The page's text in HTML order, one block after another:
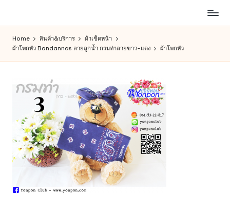
content
สินค้า
รัก
Home สินค้า&บริการ
ผ้าเช็ดหน้า
ผ้าโพกหัว Bandannas ลายลูกน้ำ กรมท่าลายขาว-แดง
ผ้าโพกหัว